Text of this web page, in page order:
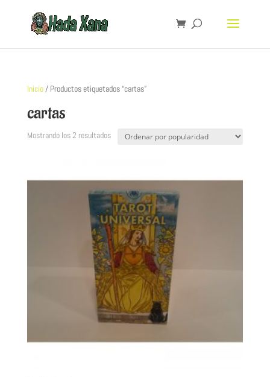
Inicio/ Productos etiquetados “cartas”
cartas
Mostrando los 2 resultados